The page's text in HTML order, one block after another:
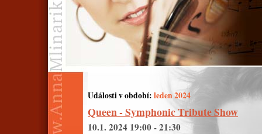
Události v období: leden 2024
Queen - Symphonic Tribute Show
10.1. 2024 19:00 - 21:30